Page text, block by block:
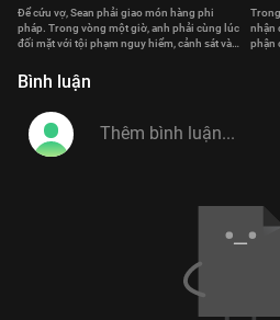
Để cứu vợ, Sean phải giao món hàng phi
pháp. Trong vòng một giờ, anh phải cùng lúc
đối mặt với tội phạm nguy hiểm, cảnh sát và
nhận
phận
Bình luận